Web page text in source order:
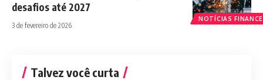
NOTÍCIAS
desafios até 2027
3 de fevereiro de 2026
Talvez você curta